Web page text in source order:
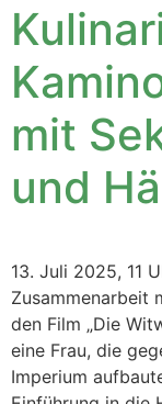
mit
und
13. Juli 2025, 11
Zusammenarbeit
den Film „Die
eine Frau, die
Imperium